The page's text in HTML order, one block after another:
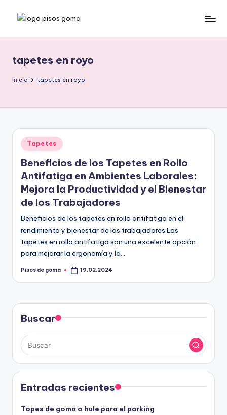
Saltar
o
s
G
o
m
a
tapetes en royo
Inicio tapetes en royo
Publicado
en
Tapetes
Beneficios de los Tapetes en Rollo
Antifatiga en Ambientes Laborales:
Mejora la Productividad y el Bienestar
de los Trabajadores
Beneficios de los tapetes en rollo antifatiga en el
rendimiento y bienestar de los trabajadores Los
tapetes en rollo antifatiga son una excelente opción
para mejorar la ergonomía y la…
Publicado
Pisos de goma 19.02.2024
Buscar
Entradas recientes
Topes de goma o hule para el parking